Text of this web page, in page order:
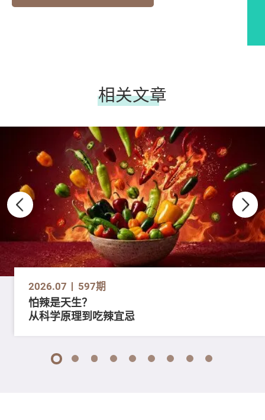
相关文章
2026.07 597期
怕辣是天生？
从科学原理到吃辣宜忌
1 2 3 4 5 6 7 8 9